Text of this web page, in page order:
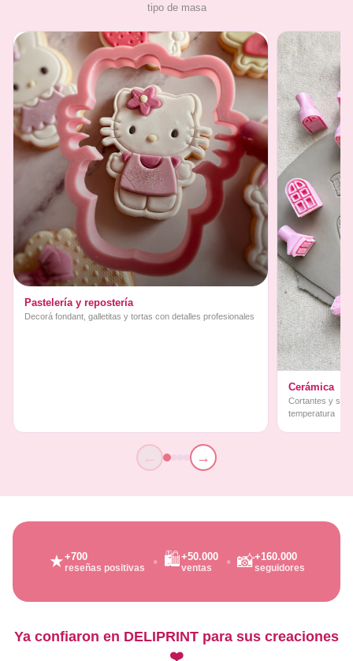
tipo de masa
Pastelería y repostería
Decorá fondant, galletitas y tortas con detalles profesionales
Cerámica
Cortantes y
temperatura
← →
★+700
reseñas positivas 🛍️+50.000
ventas 📸+160.000
seguidores
Ya confiaron en DELIPRINT para sus creaciones
❤️